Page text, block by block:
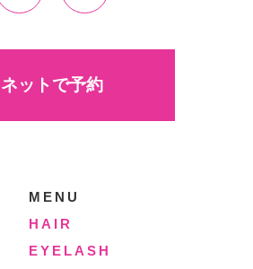
ネットで予約
MENU
HAIR
EYELASH